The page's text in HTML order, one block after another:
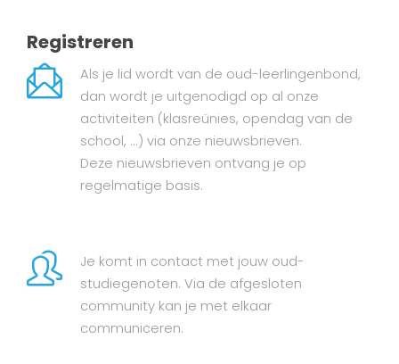
Registreren
Als je lid wordt van de oud-leerlingenbond,
dan wordt je uitgenodigd op al onze
activiteiten (klasreünies, opendag van de
school, ...) via onze nieuwsbrieven.
Deze nieuwsbrieven ontvang je op
regelmatige basis.
Je komt in contact met jouw oud-
studiegenoten. Via de afgesloten
community kan je met elkaar
communiceren.